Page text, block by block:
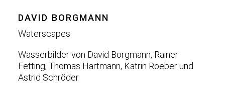
DAVID BORGMANN
Waterscapes
Wasserbilder von David Borgmann, Rainer
Fetting, Thomas Hartmann, Katrin Roeber und
Astrid Schröder